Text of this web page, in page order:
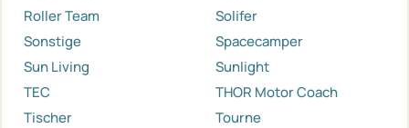
Roller Team
Solifer
Sonstige
Spacecamper
Sun Living
Sunlight
TEC
THOR Motor Coach
Tischer
Tourne